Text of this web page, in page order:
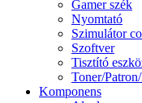
Gamer szék
Nyomtató
Szimulátor
Szoftver
Tisztító
Toner/
Komponens